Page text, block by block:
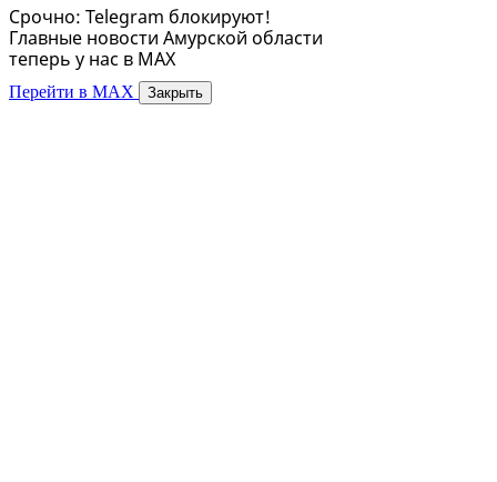
Срочно: Telegram блокируют!
Главные новости Амурской области
теперь у нас в MAX
Перейти в MAX Закрыть